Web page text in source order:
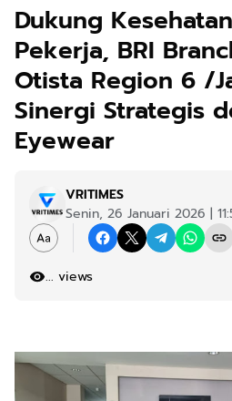
Dukung
Pekerja, BRI
Otista Region 6 /
Sinergi Strategis
Eyewear
VRITIMES
Senin, 26 Januari 2026 |
... views